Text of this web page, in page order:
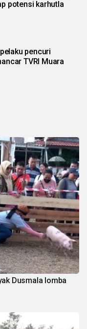
potensi karhutla
pencuri
TVRI Muara
Dusmala lomba